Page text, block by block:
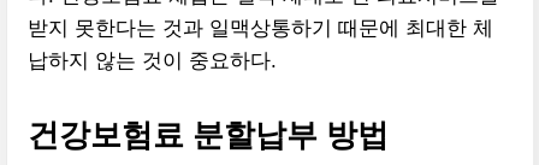
받지 못한다는 것과 일맥상통하기 때문에 최대한 체
납하지 않는 것이 중요하다.
건강보험료 분할납부 방법